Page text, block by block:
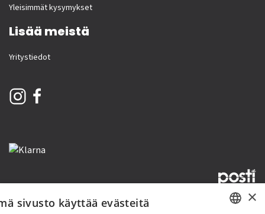
Yleisimmät kysymykset
Lisää meistä
Yritystiedot
Copyright © 2019 This site is Licensed to 377 Sport AB TietosuojakäytäntöEvästeet
×
sivusto käyttää evästeitä